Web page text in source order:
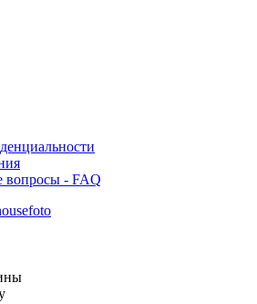
вопросы - FAQ